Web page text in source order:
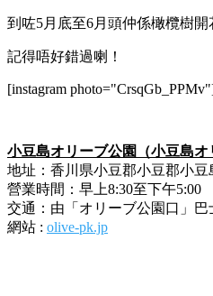
到咗5月底至6月頭仲係橄欖樹開
記得唔好錯過喇！
[instagram
小豆島オリーブ公園（小豆島オ
地址：香川県小豆郡小豆郡小豆
營業時間：早上8:30至下午5:00
交通：由「オリーブ公園口」巴
網站 : olive-pk.jp